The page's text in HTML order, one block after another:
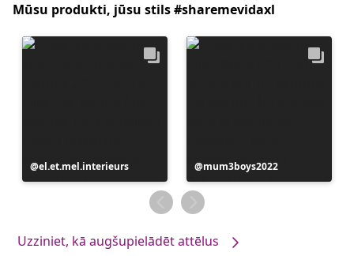
Mūsu produkti, jūsu stils #sharemevidaxl
Ierakstu
publicējis
el.et.mel.interieurs
Ierakstu
publicējis
mum3boys2022
Uzziniet, kā augšupielādēt attēlus